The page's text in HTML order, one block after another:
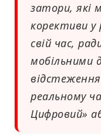
затори, які
корективи у
свій час,
мобільними
реальному
Цифровий»